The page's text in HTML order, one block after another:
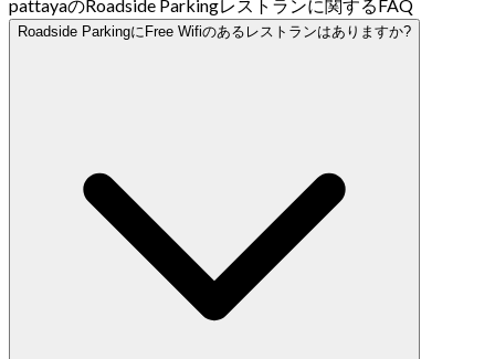
pattayaのRoadside Parkingレストランに関するFAQ
Roadside ParkingにFree Wifiのあるレストランはありますか?